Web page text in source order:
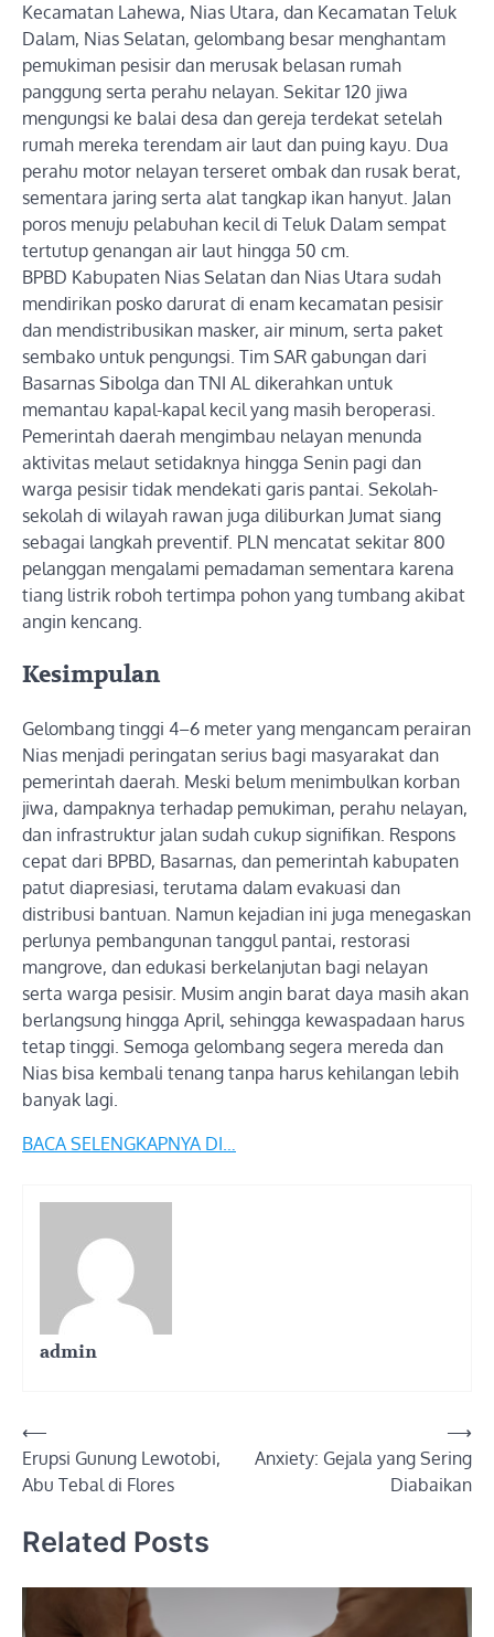
Kecamatan Lahewa, Nias Utara, dan Kecamatan Teluk
Dalam, Nias Selatan, gelombang besar menghantam
pemukiman pesisir dan merusak belasan rumah
panggung serta perahu nelayan. Sekitar 120 jiwa
mengungsi ke balai desa dan gereja terdekat setelah
rumah mereka terendam air laut dan puing kayu. Dua
perahu motor nelayan terseret ombak dan rusak berat,
sementara jaring serta alat tangkap ikan hanyut. Jalan
poros menuju pelabuhan kecil di Teluk Dalam sempat
tertutup genangan air laut hingga 50 cm.
BPBD Kabupaten Nias Selatan dan Nias Utara sudah
mendirikan posko darurat di enam kecamatan pesisir
dan mendistribusikan masker, air minum, serta paket
sembako untuk pengungsi. Tim SAR gabungan dari
Basarnas Sibolga dan TNI AL dikerahkan untuk
memantau kapal-kapal kecil yang masih beroperasi.
Pemerintah daerah mengimbau nelayan menunda
aktivitas melaut setidaknya hingga Senin pagi dan
warga pesisir tidak mendekati garis pantai. Sekolah-
sekolah di wilayah rawan juga diliburkan Jumat siang
sebagai langkah preventif. PLN mencatat sekitar 800
pelanggan mengalami pemadaman sementara karena
tiang listrik roboh tertimpa pohon yang tumbang akibat
angin kencang.
Kesimpulan
Gelombang tinggi 4–6 meter yang mengancam perairan
Nias menjadi peringatan serius bagi masyarakat dan
pemerintah daerah. Meski belum menimbulkan korban
jiwa, dampaknya terhadap pemukiman, perahu nelayan,
dan infrastruktur jalan sudah cukup signifikan. Respons
cepat dari BPBD, Basarnas, dan pemerintah kabupaten
patut diapresiasi, terutama dalam evakuasi dan
distribusi bantuan. Namun kejadian ini juga menegaskan
perlunya pembangunan tanggul pantai, restorasi
mangrove, dan edukasi berkelanjutan bagi nelayan
serta warga pesisir. Musim angin barat daya masih akan
berlangsung hingga April, sehingga kewaspadaan harus
tetap tinggi. Semoga gelombang segera mereda dan
Nias bisa kembali tenang tanpa harus kehilangan lebih
banyak lagi.
BACA SELENGKAPNYA DI…
admin
Post
navigation
⟵
Erupsi Gunung Lewotobi,
Abu Tebal di Flores
Anxiety: Gejala yang Sering
Diabaikan
⟶
Related Posts